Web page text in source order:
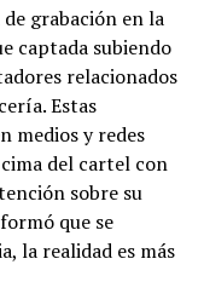
grabación en la
captada subiendo
relacionados
Estas
medios y redes
del cartel con
sobre su
que se
la realidad es más